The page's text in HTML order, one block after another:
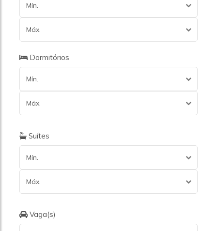
Mín.
Máx.
Dormitórios
Mín.
Máx.
Suítes
Mín.
Máx.
Vaga(s)